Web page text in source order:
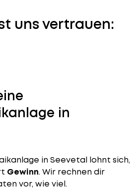
uns vertrauen:
in
in Seevetal lohnt sich,
Gewinn. Wir rechnen dir
vor, wie viel.